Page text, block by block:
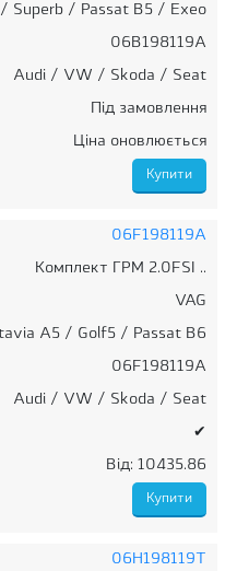
Superb / Passat B5 / Exeo
06B198119A
Audi / VW / Skoda / Seat
Під замовлення
Ціна оновлюється
06F198119A
Комплект ГРМ 2.0FSI ..
VAG
A5 / Golf5 / Passat B6
06F198119A
Audi / VW / Skoda / Seat
✔
Від: 10435.86
06H198119T